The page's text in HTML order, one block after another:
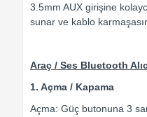
3.5mm AUX girişine
sunar ve kablo
Araç / Ses Bluetooth
1. Açma / Kapama
Açma: Güç butonuna 3